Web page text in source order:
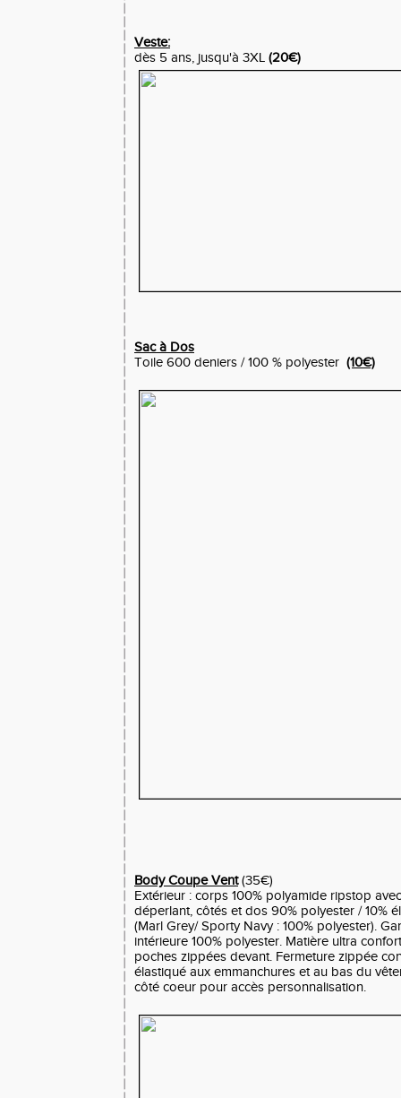
Veste:
dès 5 ans, jusqu'à 3XL (20€)
Sac à Dos
Toile 600 deniers / 100 % polyester (10€)
Body Coupe Vent(35€)
Extérieur : corps 100% polyamide ripstop
déperlant, côtés et dos 90% polyester / 10%
(Marl Grey/ Sporty Navy : 100% polyester).
intérieure 100% polyester. Matière ultra
poches zippées devant. Fermeture zippée
élastiqué aux emmanchures et au bas du
côté coeur pour accès personnalisation.